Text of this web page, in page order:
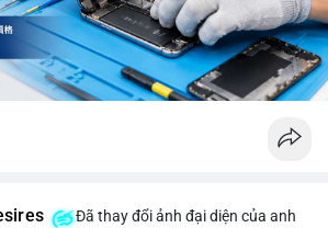
Đã thay đổi ảnh đại diện của anh